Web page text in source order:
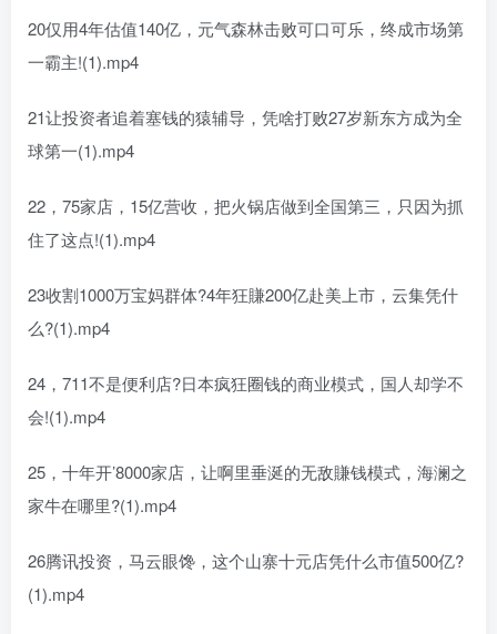
20仅用4年估值140亿，元气森林击败可口可乐，终成市场第
一霸主!(1).mp4
21让投资者追着塞钱的猿辅导，凭啥打败27岁新东方成为全
球第一(1).mp4
22，75家店，15亿营收，把火锅店做到全国第三，只因为抓
住了这点!(1).mp4
23收割1000万宝妈群体?4年狂賺200亿赴美上市，云集凭什
么?(1).mp4
24，711不是便利店?日本疯狂圈钱的商业模式，国人却学不
会!(1).mp4
25，十年开’8000家店，让啊里垂涎的无敌賺钱模式，海澜之
家牛在哪里?(1).mp4
26腾讯投资，马云眼馋，这个山寨十元店凭什么市值500亿?
(1).mp4